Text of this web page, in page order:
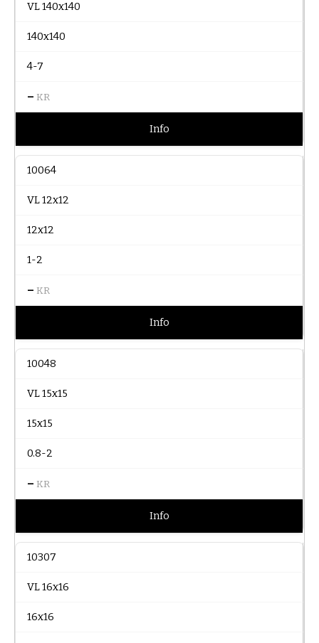
VL 140x140
140x140
4-7
– KR
Info
10064
VL 12x12
12x12
1-2
– KR
Info
10048
VL 15x15
15x15
0.8-2
– KR
Info
10307
VL 16x16
16x16